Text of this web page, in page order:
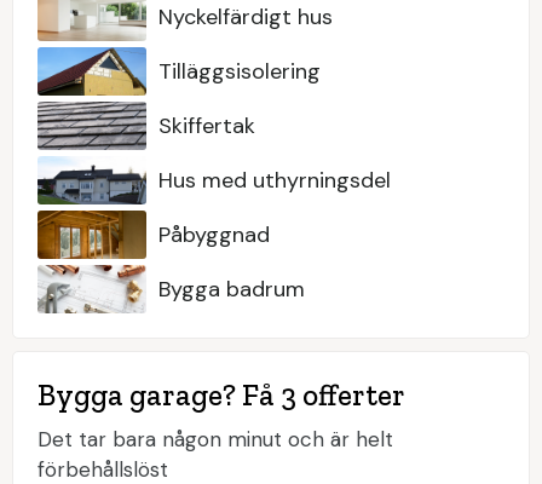
Nyckelfärdigt hus
Tilläggsisolering
Skiffertak
Hus med uthyrningsdel
Påbyggnad
Bygga badrum
Bygga garage? Få 3 offerter
Det tar bara någon minut och är helt
förbehållslöst